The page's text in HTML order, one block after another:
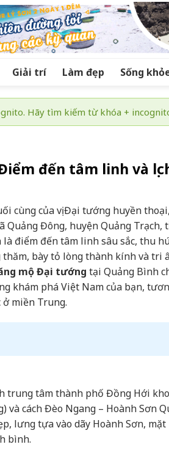
Giải trí Làm đẹp Sống
Hãy tìm kiếm từ khóa +
đến tâm linh và
cùng của vị Đại tướng huyền
Quảng Đông, huyện Quảng Trạch,
là điểm đến tâm linh sâu sắc, thu
bày tỏ lòng thành kính và tri
mộ Đại tướng tại Quảng Bình
khám phá Việt Nam của bạn,
ở miền Trung.
trung tâm thành phố Đồng Hới
cách Đèo Ngang – Hoành Sơn
lưng tựa vào dãy Hoành Sơn,
bình.